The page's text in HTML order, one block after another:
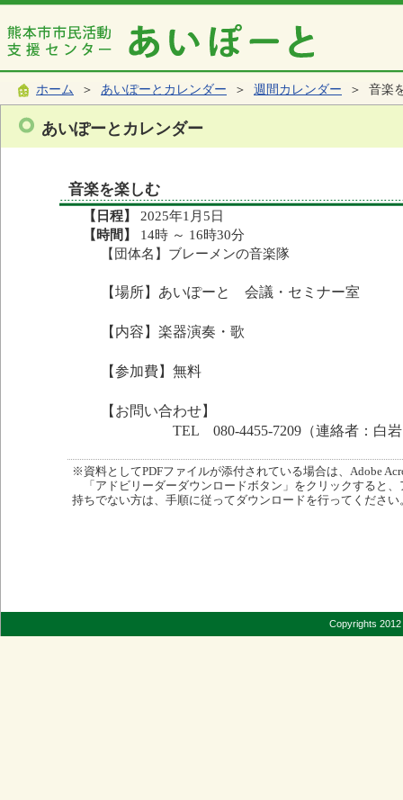
ホーム ＞ あいぽーとカレンダー ＞ 週間カレンダー ＞ 音楽
あいぽーとカレンダー
音楽を楽しむ
【日程】
2025年1月5日
【時間】
14時 ～ 16時30分
【団体名】ブレーメンの音楽隊
【場所】あいぽーと 会議・セミナー室
【内容】楽器演奏・歌
【参加費】無料
【お問い合わせ】
TEL 080-4455-7209（連絡者：白岩
※資料としてPDFファイルが添付されている場合は、Adobe
「アドビリーダーダウンロードボタン」をクリックすると
持ちでない方は、手順に従ってダウンロードを行ってください
Copyrights